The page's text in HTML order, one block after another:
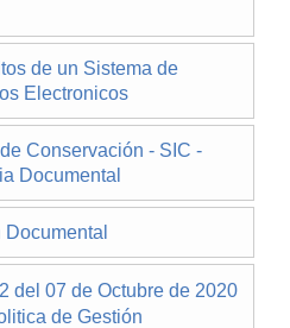
de un Sistema de
Electronicos
Conservación - SIC -
Documental
del 07 de Octubre de 2020
de Gestión